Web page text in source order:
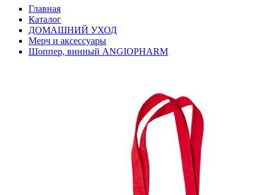
Главная
Каталог
ДОМАШНИЙ УХОД
Мерч и аксессуары
Шоппер, винный ANGIOPHARM